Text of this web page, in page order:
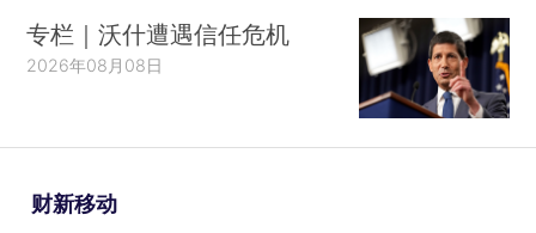
专栏｜沃什遭遇信任危机
2026年08月08日
财新移动